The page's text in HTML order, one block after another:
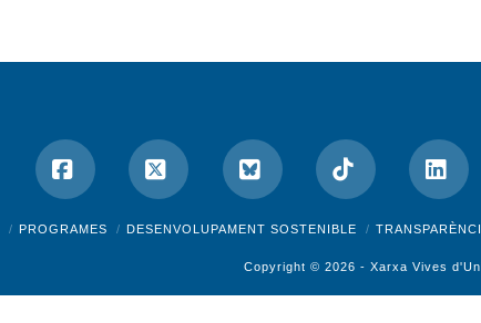
Facebook
X Bluesky Tiktok
PROGRAMES DESENVOLUPAMENT SOSTENIBLE
Copyright © 2026 - Xarxa Vives